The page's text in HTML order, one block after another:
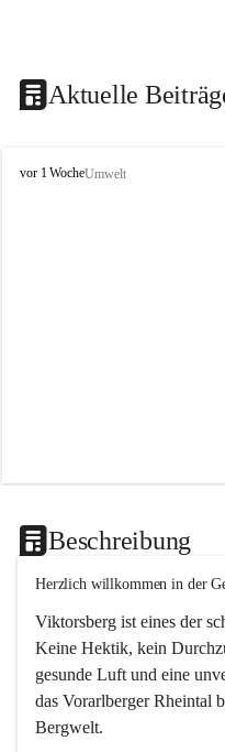
Aktuelle
V
vor 1 WocheUmwelt
Beschreibung
Herzlich willkommen in der
Viktorsberg ist eines der
Keine Hektik, kein
gesunde Luft und eine
das Vorarlberger Rheintal
Bergwelt.